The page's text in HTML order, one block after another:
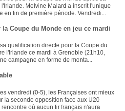
Melvine Malard a inscrit l'unique
en fin de première période. Vendredi...
Coupe du Monde en jeu ce mardi
qualification directe pour la Coupe du
l'Irlande ce mardi à Grenoble (21h10,
campagne en forme de monta...
vendredi (0-5), les Françaises ont mieux
la seconde opposition face aux U20
où aucun tir français n'aura